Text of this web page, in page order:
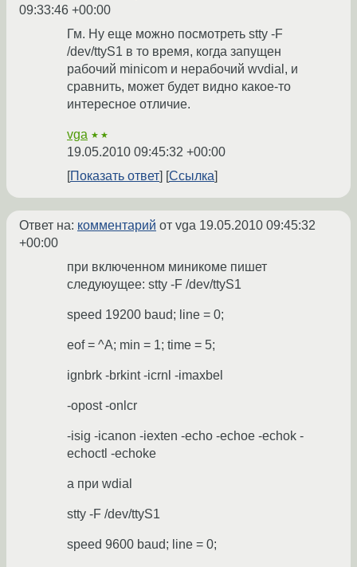
09:33:46 +00:00
Гм. Ну еще можно посмотреть stty -F
/dev/ttyS1 в то время, когда запущен
рабочий minicom и нерабочий wvdial, и
сравнить, может будет видно какое-то
интересное отличие.
vga ★★
19.05.2010 09:45:32 +00:00
Показать ответ
Ссылка
Ответ на: комментарий от vga 19.05.2010 09:45:32
+00:00
при включенном миникоме пишет
следуюущее: stty -F /dev/ttyS1
speed 19200 baud; line = 0;
eof = ^A; min = 1; time = 5;
ignbrk -brkint -icrnl -imaxbel
-opost -onlcr
-isig -icanon -iexten -echo -echoe -echok -
echoctl -echoke
а при wdial
stty -F /dev/ttyS1
speed 9600 baud; line = 0;